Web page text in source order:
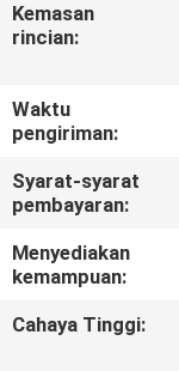
KONTROL
KUALITAS
BERITA
MINTA
KUTIPAN
Kemasan
rincian:
Waktu
pengiriman:
Syarat-syarat
pembayaran:
Menyediakan
kemampuan:
Cahaya Tinggi: